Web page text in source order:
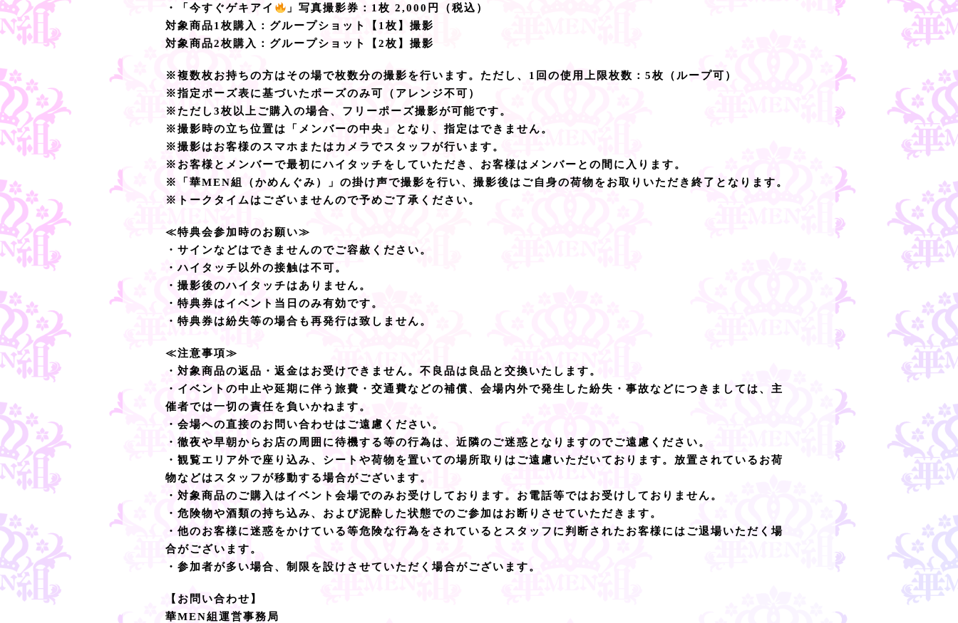
・「今すぐゲキアイ
」写真撮影券：1枚 2,000円（税込）
対象商品1枚購入：グループショット【1枚】撮影
対象商品2枚購入：グループショット【2枚】撮影
※複数枚お持ちの方はその場で枚数分の撮影を行います。ただし、1回の使用上限枚数：5枚（ループ可）
※指定ポーズ表に基づいたポーズのみ可（アレンジ不可）
※ただし3枚以上ご購入の場合、フリーポーズ撮影が可能です。
※撮影時の立ち位置は「メンバーの中央」となり、指定はできません。
※撮影はお客様のスマホまたはカメラでスタッフが行います。
※お客様とメンバーで最初にハイタッチをしていただき、お客様はメンバーとの間に入ります。
※「華MEN組（かめんぐみ）」の掛け声で撮影を行い、撮影後はご自身の荷物をお取りいただき終了となります。
※トークタイムはございませんので予めご了承ください。
≪特典会参加時のお願い≫
・サインなどはできませんのでご容赦ください。
・ハイタッチ以外の接触は不可。
・撮影後のハイタッチはありません。
・特典券はイベント当日のみ有効です。
・特典券は紛失等の場合も再発行は致しません。
≪注意事項≫
・対象商品の返品・返金はお受けできません。不良品は良品と交換いたします。
・イベントの中止や延期に伴う旅費・交通費などの補償、会場内外で発生した紛失・事故などにつきましては、主
催者では一切の責任を負いかねます。
・会場への直接のお問い合わせはご遠慮ください。
・徹夜や早朝からお店の周囲に待機する等の行為は、近隣のご迷惑となりますのでご遠慮ください。
・観覧エリア外で座り込み、シートや荷物を置いての場所取りはご遠慮いただいております。放置されているお荷
物などはスタッフが移動する場合がございます。
・対象商品のご購入はイベント会場でのみお受けしております。お電話等ではお受けしておりません。
・危険物や酒類の持ち込み、および泥酔した状態でのご参加はお断りさせていただきます。
・他のお客様に迷惑をかけている等危険な行為をされているとスタッフに判断されたお客様にはご退場いただく場
合がございます。
・参加者が多い場合、制限を設けさせていただく場合がございます。
【お問い合わせ】
華MEN組運営事務局